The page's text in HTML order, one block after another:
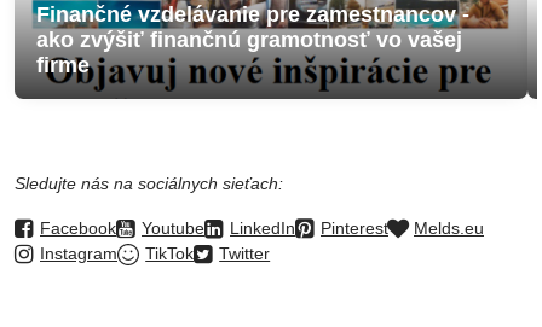
Finančné vzdelávanie pre zamestnancov -
ako zvýšiť finančnú gramotnosť vo vašej
firme
Sledujte nás na sociálnych sieťach:
Facebook Youtube LinkedIn Pinterest
Melds.eu
Instagram
TikTok Twitter